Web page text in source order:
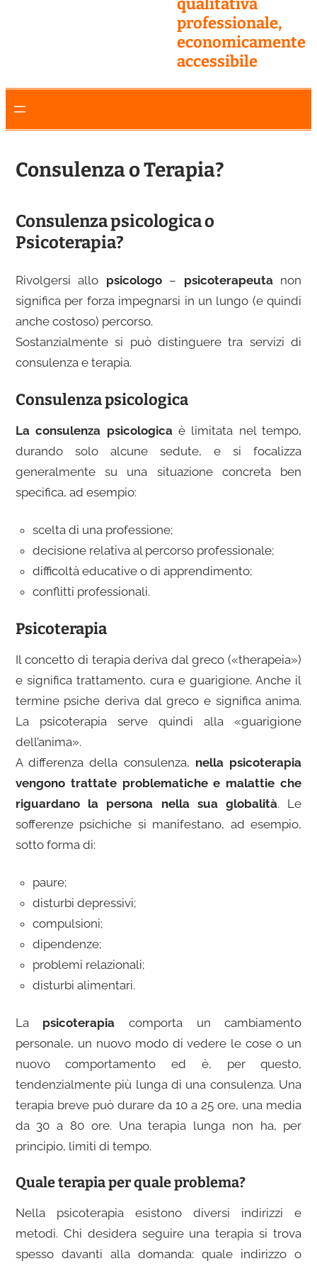
qualitativa
professionale,
economicamente
accessibile
Consulenza o Terapia?
Consulenza psicologica o
Psicoterapia?
Rivolgersi allo psicologo– psicoterapeutanon
significa per forza impegnarsi in un lungo (e quindi
anche costoso) percorso.
Sostanzialmente si può distinguere tra servizi di
consulenza e terapia.
Consulenza psicologica
La consulenza psicologicaè limitata nel tempo,
durando solo alcune sedute, esi focalizza
generalmente su una situazione concreta ben
specifica, ad esempio:
scelta di una professione;
decisione relativa al percorso professionale;
difficoltà educative o di apprendimento;
conflitti professionali.
Psicoterapia
Il concetto di terapia deriva dal greco («therapeia»)
e significa trattamento, cura e guarigione. Anche il
termine psiche deriva dal greco e significa anima.
La psicoterapia serve quindi alla «guarigione
dell’anima».
A differenza della consulenza, nella psicoterapia
vengono trattate problematiche e malattie che
riguardano la persona nella sua globalità. Le
sofferenze psichiche si manifestano, ad esempio,
sotto forma di:
paure;
disturbi depressivi;
compulsioni;
dipendenze;
problemi relazionali;
disturbi alimentari.
La psicoterapia comporta un cambiamento
personale, un nuovo modo di vedere le cose o un
nuovo comportamento ed è, per questo,
tendenzialmente più lunga di una consulenza. Una
terapia breve può durare da 10 a 25 ore, una media
da 30 a 80 ore. Una terapia lunga non ha, per
principio, limiti di tempo.
Quale terapia per quale problema?
Nella psicoterapia esistono diversi indirizzi e
metodi. Chi desidera seguire una terapia si trova
spesso davanti alla domanda:quale indirizzo o